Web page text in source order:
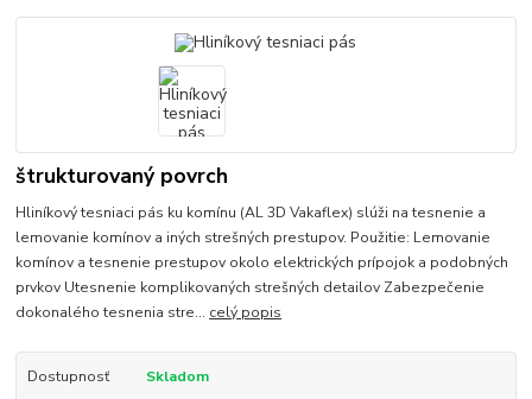
štrukturovaný povrch
Hliníkový tesniaci pás ku komínu (AL 3D Vakaflex) slúži na tesnenie a
lemovanie komínov a iných strešných prestupov. Použitie: Lemovanie
komínov a tesnenie prestupov okolo elektrických prípojok a podobných
prvkov Utesnenie komplikovaných strešných detailov Zabezpečenie
dokonalého tesnenia stre... celý popis
Dostupnosť
Skladom